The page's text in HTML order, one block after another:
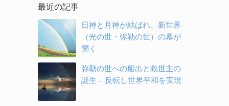
最近の記事
日神と月神が結ばれ、新世界
（光の世・弥勒の世）の幕が
開く
弥勒の世への船出と救世主の
誕生 – 反転し世界平和を実現